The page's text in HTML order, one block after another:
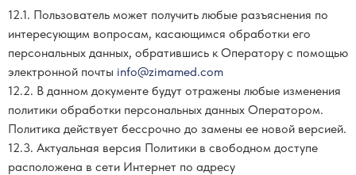
12.1. Пользователь может получить любые разъяснения по
интересующим вопросам, касающимся обработки его
персональных данных, обратившись к Оператору с помощью
электронной почты info@zimamed.com
12.2. В данном документе будут отражены любые изменения
политики обработки персональных данных Оператором.
Политика действует бессрочно до замены ее новой версией.
12.3. Актуальная версия Политики в свободном доступе
расположена в сети Интернет по адресу